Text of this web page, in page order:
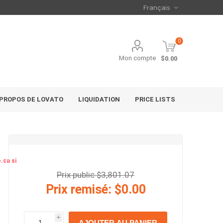
Mon compte
0
$0.00
DE LOVATO LIQUIDATION PRICE LISTS
si
Prix public $3,801.07
Prix remisé: $0.00
i